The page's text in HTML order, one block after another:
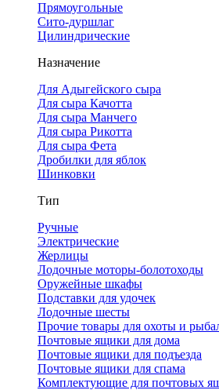
Прямоугольные
Сито-дуршлаг
Цилиндрические
Назначение
Для Адыгейского сыра
Для сыра Качотта
Для сыра Манчего
Для сыра Рикотта
Для сыра Фета
Дробилки для яблок
Шинковки
Тип
Ручные
Электрические
Жерлицы
Лодочные моторы-болотоходы
Оружейные шкафы
Подставки для удочек
Лодочные шесты
Прочие товары для охоты и
Почтовые ящики для дома
Почтовые ящики для подъезда
Почтовые ящики для спама
Комплектующие для почтовых